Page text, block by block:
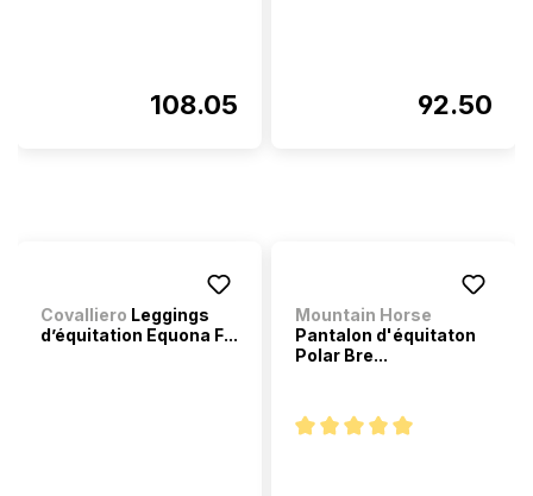
108.05 92.50
Covalliero Leggings
d’équitation Equona F...
Mountain Horse
Pantalon d'équitaton
Polar Bre...